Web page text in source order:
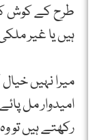
طرح کے کوش
ہیں یا غیر
میرا نہیں
امیدوار مل
رکھتے ہیں تو